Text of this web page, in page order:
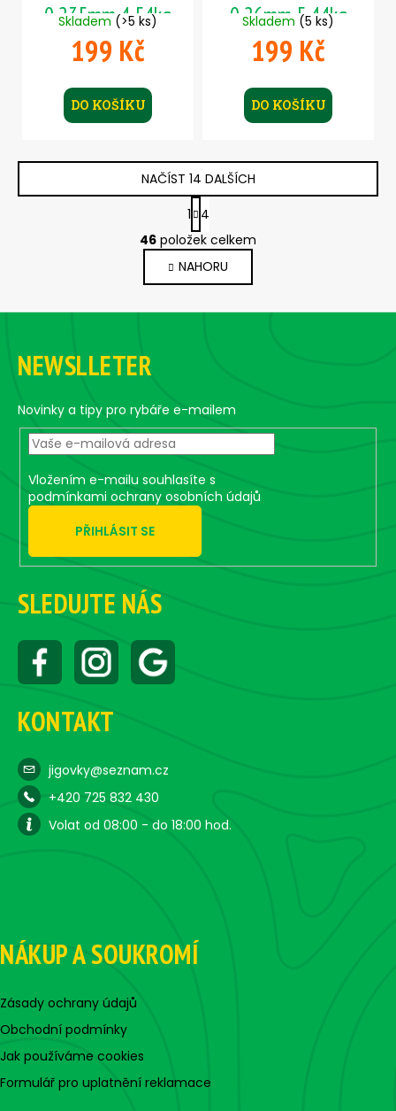
0,235mm 4,54kg
Skladem (>5 ks)
199 Kč
DO KOŠÍKU
0,26mm 5,44kg
Skladem (5 ks)
199 Kč
DO KOŠÍKU
O
v
l
á
d
r
v
v
ý
s
NAČÍST 14 DALŠÍCH
S
t
r
á
n
k
1
4
46 položek celkem
NAHORU
Z
NEWSLLETER
Novinky a tipy pro rybáře e-mailem
Vložením e-mailu souhlasíte s
podmínkami ochrany osobních údajů
PŘIHLÁSIT SE
SLEDUJTE NÁS
KONTAKT
jigovky@seznam.cz
+420 725 832 430
Volat od 08:00 - do 18:00 hod.
NÁKUP A SOUKROMÍ
Zásady ochrany údajů
Obchodní podmínky
Jak používáme cookies
Formulář pro uplatnění reklamace